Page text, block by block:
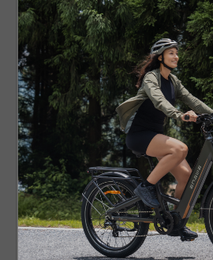
Refusion på grund
af
kvalitetsproblemer